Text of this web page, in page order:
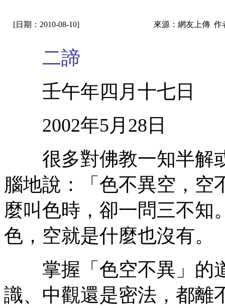
[日期：2010-08-10] 來源：網友上傳 作
二諦
壬午年四月十七
2002年5月28日
很多對佛教一知半解
腦地說：「色不異空，空
麼叫色時，卻一問三不知
色，空就是什麼也沒有。
掌握「色空不異」的
識、中觀還是密法，都離